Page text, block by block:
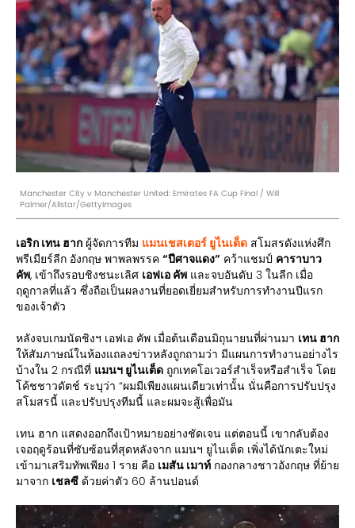
Manchester City v Manchester United: Emirates FA Cup Final / Will
Palmer/Allstar/GettyImages
เอริก เทน ฮาก ผู้จัดการทีม แมนเชสเตอร์ ยูไนเต็ด สโมสรดังแห่งศึก
พรีเมียร์ลีก อังกฤษ พาพลพรรค “ปีศาจแดง” คว้าแชมป์ คาราบาว
คัพ, เข้าถึงรอบชิงชนะเลิศ เอฟเอ คัพ และจบอันดับ 3 ในลีก เมื่อ
ฤดูกาลที่แล้ว ซึ่งถือเป็นผลงานที่ยอดเยี่ยมสำหรับการทำงานปีแรก
ของเจ้าตัว
หลังจบเกมนัดชิงฯ เอฟเอ คัพ เมื่อต้นเดือนมิถุนายนที่ผ่านมา เทน ฮาก
ให้สัมภาษณ์ในห้องแถลงข่าวหลังถูกถามว่า มีแผนการทำงานอย่างไร
บ้างใน 2 กรณีที่ แมนฯ ยูไนเต็ด ถูกเทคโอเวอร์สำเร็จหรือสำเร็จ โดย
โค้ชชาวดัตช์ ระบุว่า “ผมมีเพียงแผนเดียวเท่านั้น นั่นคือการปรับปรุง
สโมสรนี้ และปรับปรุงทีมนี้ และผมจะสู้เพื่อมัน
เทน ฮาก แสดงออกถึงเป้าหมายอย่างชัดเจน แต่ตอนนี้ เขากลับต้อง
เจอฤดูร้อนที่ซับซ้อนที่สุดหลังจาก แมนฯ ยูไนเต็ด เพิ่งได้นักเตะใหม่
เข้ามาเสริมทัพเพียง 1 ราย คือ เมสัน เมาท์ กองกลางชาวอังกฤษ ที่ย้าย
มาจาก เชลซี ด้วยค่าตัว 60 ล้านปอนด์